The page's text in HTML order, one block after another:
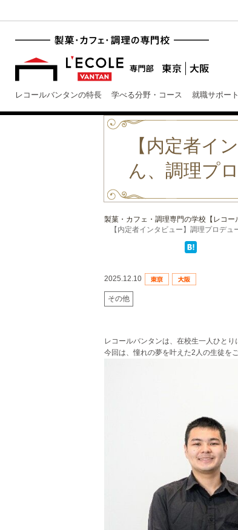
レコールバンタンの特長 学べる分野・コース 就職サポート
【内定者イ
ん、調理プ
製菓・カフェ・調理専門の学校【レコー
【内定者インタビュー】調理プロデュ
2025.12.10
その他
レコールバンタンは、在校生一人ひとり
今回は、憧れの夢を叶えた2人の生徒を